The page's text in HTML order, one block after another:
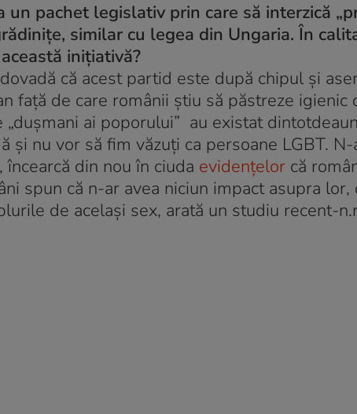
un pachet legislativ prin care să interzică
similar cu legea din Ungaria. În
inițiativă?
că acest partid este după chipul și
față de care românii știu să păstreze igienic
„dușmani ai poporului” au existat
și nu vor să fim văzuți ca persoane LGBT.
din nou în ciuda evidențelor că
spun că n-ar avea niciun impact asupra lor,
de același sex, arată un studiu recent-